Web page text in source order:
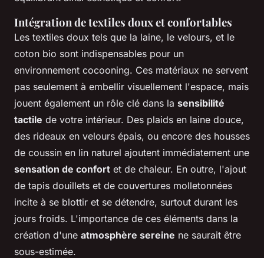
Intégration de textiles doux et confortables
Les textiles doux tels que la laine, le velours, et le
coton bio sont indispensables pour un
environnement cocooning. Ces matériaux ne servent
pas seulement à embellir visuellement l'espace, mais
jouent également un rôle clé dans la sensibilité
tactile de votre intérieur. Des plaids en laine douce,
des rideaux en velours épais, ou encore des housses
de coussin en lin naturel ajoutent immédiatement une
sensation de confort et de chaleur. En outre, l'ajout
de tapis douillets et de couvertures molletonnées
incite à se blottir et se détendre, surtout durant les
jours froids. L'importance de ces éléments dans la
création d'une atmosphère sereine ne saurait être
sous-estimée.